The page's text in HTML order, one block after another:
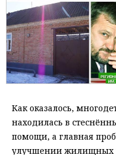
Как оказалось,
находилась в
помощи, а главная
улучшении жилищных